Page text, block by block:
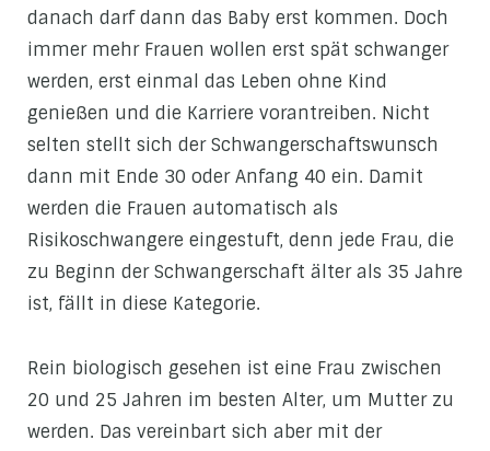
danach darf dann das Baby erst kommen. Doch
immer mehr Frauen wollen erst spät schwanger
werden, erst einmal das Leben ohne Kind
genießen und die Karriere vorantreiben. Nicht
selten stellt sich der Schwangerschaftswunsch
dann mit Ende 30 oder Anfang 40 ein. Damit
werden die Frauen automatisch als
Risikoschwangere eingestuft, denn jede Frau, die
zu Beginn der Schwangerschaft älter als 35 Jahre
ist, fällt in diese Kategorie.
Rein biologisch gesehen ist eine Frau zwischen
20 und 25 Jahren im besten Alter, um Mutter zu
werden. Das vereinbart sich aber mit der